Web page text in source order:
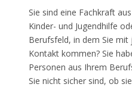
Sie sind eine Fachkraft
Kinder- und Jugendhilfe
Berufsfeld, in dem Sie mit
Kontakt kommen? Sie
Personen aus Ihrem
Sie nicht sicher sind, ob